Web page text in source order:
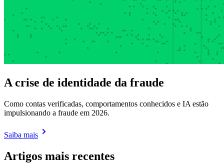
A crise de identidade da fraude
Como contas verificadas, comportamentos conhecidos e IA estão
impulsionando a fraude em 2026.
Saiba mais
Artigos mais recentes